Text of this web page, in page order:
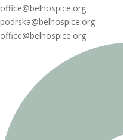
office@belhospice.org
podrska@belhospice.org
office@belhospice.org